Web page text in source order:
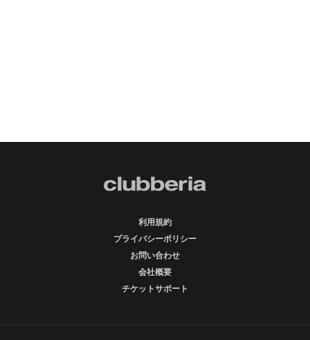
利用規約
プライバシーポリシー
お問い合わせ
会社概要
チケットサポート